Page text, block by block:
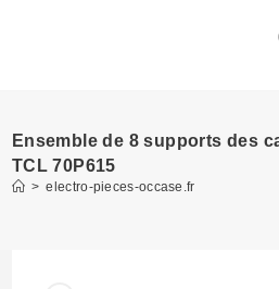
Ensemble de 8 supports des
TCL 70P615
> electro-pieces-occase.fr